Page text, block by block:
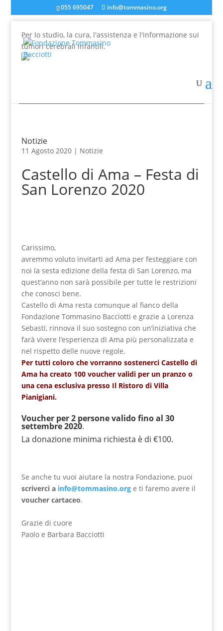
mail a info@tommasino.org o chiamare lo 055 695047
055 695047 info@tommasino.org
Per lo studio, la cura, l'assistenza e l'informazione sui
tumori cerebrali infantili.
Notizie
11 Agosto 2020 | Notizie
Castello di Ama – Festa di
San Lorenzo 2020
Carissimo,
avremmo voluto invitarti ad Ama per festeggiare con
noi la sesta edizione della festa di San Lorenzo, ma
quest’anno non sarà possibile per tutte le restrizioni
che conosci bene.
Castello di Ama resta comunque al fianco della
Fondazione Tommasino Bacciotti e grazie a Lorenza
Sebasti, rinnova il suo sostegno con un’iniziativa che
farà vivere l’esperienza di Ama più personalizzata e
nel rispetto delle nuove regole.
Per tutti coloro che vorranno sostenerci Castello di
Ama ha creato 100 voucher validi per un pranzo o
una cena esclusiva presso Il Ristoro di Villa
Pianigiani.
Voucher per 2 persone valido fino al 30
settembre 2020.
La donazione minima richiesta è di €100.
Se anche tu vuoi aiutare la nostra Fondazione, puoi
scriverci a info@tommasino.org e ti faremo avere il
voucher cartaceo.
Grazie di cuore
Paolo e Barbara Bacciotti